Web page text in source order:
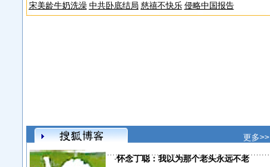
宋美龄牛奶洗澡 中共卧底结局 慈禧不快乐 侵略中国报告
更多>>
·怀念丁聪：我以为那个老头永远不老